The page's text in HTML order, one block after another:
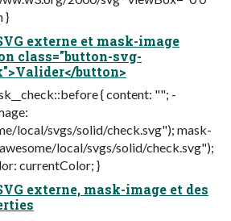
}
externe et mask-image
class="button-svg-
button>
{ content: ""; -
local/svgs/solid/check.svg"); mask-
local/svgs/solid/check.svg");
currentColor; }
externe, mask-image et des